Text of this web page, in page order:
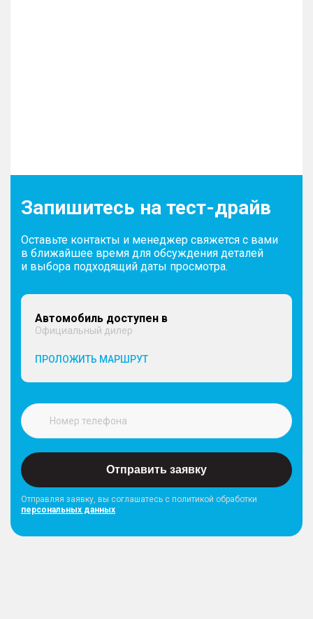
Запишитесь на тест-драйв
Оставьте контакты и менеджер свяжется с вами
в ближайшее время для обсуждения деталей
и выбора подходящий даты просмотра.
Автомобиль доступен в
Официальный дилер
ПРОЛОЖИТЬ МАРШРУТ
Отправить заявку
Отправляя заявку, вы соглашатесь с политикой обработки
персональных данных